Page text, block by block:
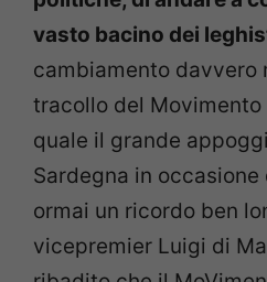
vasto bacino dei
cambiamento davvero
tracollo del Movimento
quale il grande
Sardegna in
ormai un ricordo ben
vicepremier Luigi di